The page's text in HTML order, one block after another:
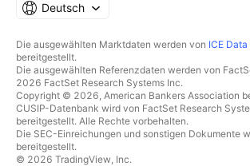
Deutsch
Die ausgewählten Marktdaten werden von ICE
bereitgestellt.
Die ausgewählten Referenzdaten werden von
2026 FactSet Research Systems Inc.
Copyright © 2026, American Bankers Association
CUSIP-Datenbank wird von FactSet Research
bereitgestellt. Alle Rechte vorbehalten.
Die SEC-Einreichungen und sonstigen Dokumente
bereitgestellt.
© 2026 TradingView, Inc.